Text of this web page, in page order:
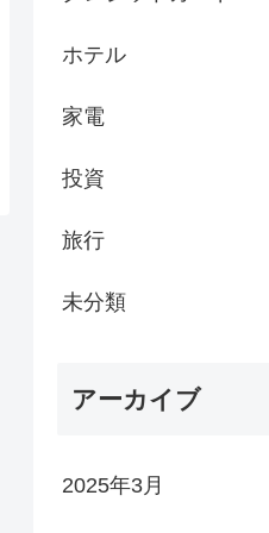
ホテル
家電
投資
旅行
未分類
アーカイブ
2025年3月